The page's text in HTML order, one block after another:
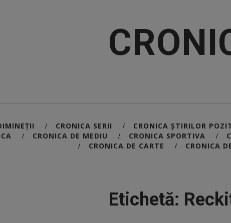
/ CRONICA SERII / CRONICA ȘTIRILOR
/ CRONICA DE MEDIU / CRONICA SPORTIVA /
/ CRONICA DE CARTE / CRONICA
Etichetă: